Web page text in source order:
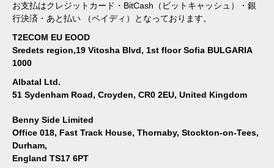
お支払はクレジットカード・BitCash（ビットキャッシュ）・銀
行決済・あと払い （ペイディ）となっております。
T2ECOM EU EOOD
Sredets region,19 Vitosha Blvd, 1st floor Sofia BULGARIA
1000
Albatal Ltd.
51 Sydenham Road, Croyden, CR0 2EU, United Kingdom
Benny Side Limited
Office 018, Fast Track House, Thornaby, Stockton-on-Tees,
Durham,
England TS17 6PT